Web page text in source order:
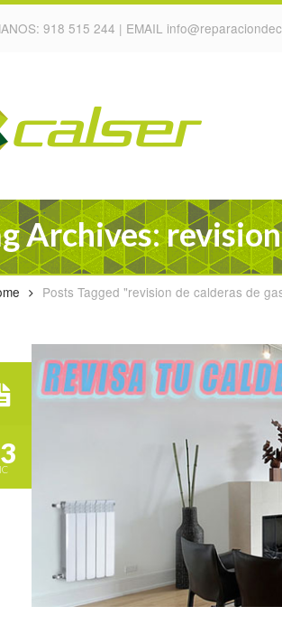
918 515 244 | EMAIL
Archives:
Posts Tagged "revision de calderas de